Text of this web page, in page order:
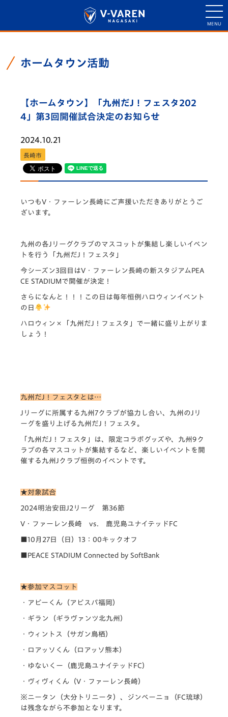
ホームタウン活動
【ホームタウン】「九州だJ！フェスタ202
4」第3回開催試合決定のお知らせ
2024.10.21
長崎市
いつもV・ファーレン長崎にご声援いただきありがとうご
ざいます。
九州の各Jリーグクラブのマスコットが集結し楽しいイベン
トを行う「九州だJ！フェスタ」
今シーズン3回目はV・ファーレン長崎の新スタジアムPEA
CE STADIUMで開催が決定！
さらになんと！！！この日は毎年恒例ハロウィンイベント
の日
ハロウィン×「九州だJ！フェスタ」で一緒に盛り上がりま
しょう！
九州だJ！フェスタとは…
Jリーグに所属する九州7クラブが協力し合い、九州のJリ
ーグを盛り上げる九州だJ！フェスタ。
「九州だJ！フェスタ」は、限定コラボグッズや、九州9ク
ラブの各マスコットが集結するなど、楽しいイベントを開
催する九州Jクラブ恒例のイベントです。
★対象試合
2024明治安田J2リーグ 第36節
V・ファーレン長崎 vs. 鹿児島ユナイテッドFC
■10月27日（日）13：00キックオフ
■PEACE STADIUM Connected by SoftBank
★参加マスコット
・アビーくん（アビスパ福岡）
・ギラン（ギラヴァンツ北九州）
・ウィントス（サガン鳥栖）
・ロアッソくん（ロアッソ熊本）
・ゆないくー（鹿児島ユナイテッドFC）
・ヴィヴィくん（V・ファーレン長崎）
※ニータン（大分トリニータ）、ジンベーニョ（FC琉球）
は残念ながら不参加となります。